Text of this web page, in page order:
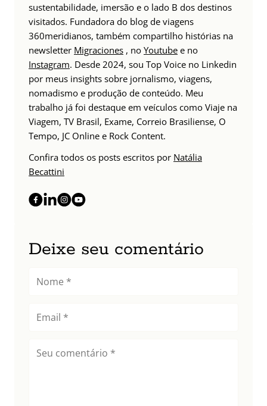
sustentabilidade, imersão e o lado B dos destinos
visitados. Fundadora do blog de viagens
360meridianos, também compartilho histórias na
newsletter Migraciones , no Youtube e no
Instagram. Desde 2024, sou Top Voice no Linkedin
por meus insights sobre jornalismo, viagens,
nomadismo e produção de conteúdo. Meu
trabalho já foi destaque em veículos como Viaje na
Viagem, TV Brasil, Exame, Correio Brasiliense, O
Tempo, JC Online e Rock Content.
Confira todos os posts escritos por Natália
Becattini
Deixe seu comentário